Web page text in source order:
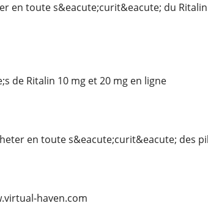
en toute s&eacute;curit&eacute; du
de Ritalin 10 mg et 20 mg en ligne
en toute s&eacute;curit&eacute; des
haven.com